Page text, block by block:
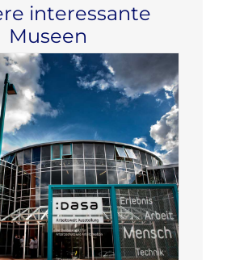
interessante
Museen